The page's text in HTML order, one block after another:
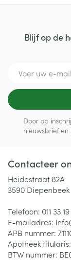
Blijf op de
Door op
nieuwsbrief
Contacteer
Heidestraat 82A
3590 Diepenbeek
Telefoon: 011 33 19
E-mailadres:
APB nummer:
Apotheek titularis:
BTW nummer: